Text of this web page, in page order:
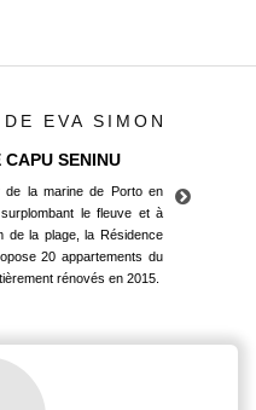
EVA SIMON
CAPU SENINU
la marine de Porto en
le fleuve et à
de la plage, la Résidence
20 appartements du
rénovés en 2015.
le fleuve et à
de la plage, la Résidence
20 appartements du